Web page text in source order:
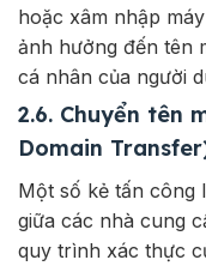
hoặc xâm nhập
ảnh hưởng đến tên
cá nhân của người
2.6. Chuyển tên
Domain
Một số kẻ tấn công
giữa các nhà cung
quy trình xác thực